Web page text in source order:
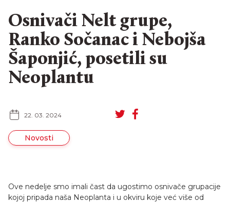
EN RU
Osnivači Nelt grupe,
Ranko Sočanac i Nebojša
Šaponjić, posetili su
Neoplantu
22. 03. 2024
Novosti
Ove nedelje smo imali čast da ugostimo osnivače grupacije
kojoj pripada naša Neoplanta i u okviru koje već više od